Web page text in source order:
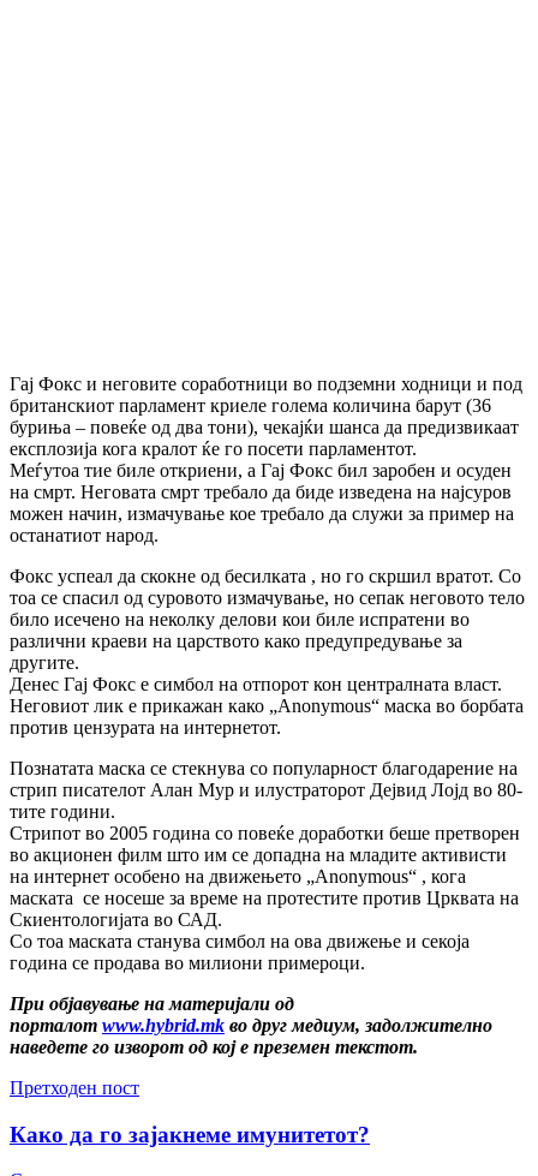
Гај Фокс и неговите соработници во подземни ходници и под
британскиот парламент криеле голема количина барут (36
буриња – повеќе од два тони), чекајќи шанса да предизвикаат
експлозија кога кралот ќе го посети парламентот.
Меѓутоа тие биле откриени, а Гај Фокс бил заробен и осуден
на смрт. Неговата смрт требало да биде изведена на најсуров
можен начин, измачување кое требало да служи за пример на
останатиот народ.
Фокс успеал да скокне од бесилката , но го скршил вратот. Со
тоа се спасил од суровото измачување, но сепак неговото тело
било исечено на неколку делови кои биле испратени во
различни краеви на царството како предупредување за
другите.
Денес Гај Фокс е симбол на отпорот кон централната власт.
Неговиот лик е прикажан како „Anonymous“ маска во борбата
против цензурата на интернетот.
Познатата маска се стекнува со популарност благодарение на
стрип писателот Алан Мур и илустраторот Дејвид Лојд во 80-
тите години.
Стрипот во 2005 година со повеќе доработки беше претворен
во акционен филм што им се допадна на младите активисти
на интернет особено на движењето „Anonymous“ , кога
маската се носеше за време на протестите против Црквата на
Скиентологијата во САД.
Со тоа маската станува симбол на ова движење и секоја
година се продава во милиони примероци.
При објавување на материјали од
порталот www.hybrid.mk во друг медиум, задолжително
наведете го изворот од кој е преземен текстот.
Претходен пост
Како да го зајакнеме имунитетот?